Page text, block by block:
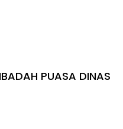
PUASA DINAS